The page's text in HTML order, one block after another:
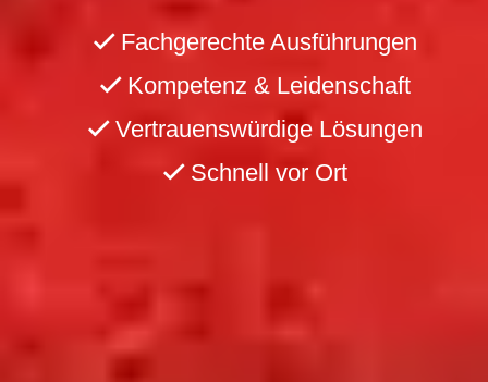
Fachgerechte Ausführungen
Kompetenz & Leidenschaft
Vertrauenswürdige Lösungen
Schnell vor Ort